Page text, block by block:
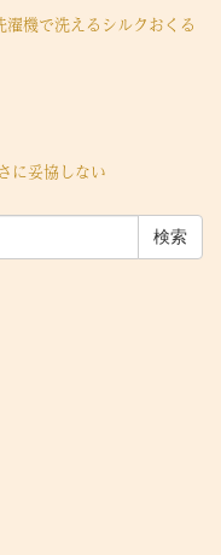
機で洗えるシルクおくる
に妥協しない